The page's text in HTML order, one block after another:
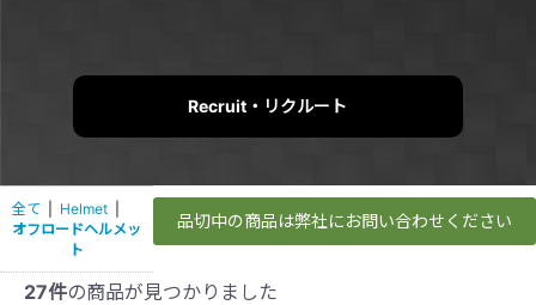
Recruit・リクルート
品切中の商品は弊社にお問い合わせください
全て Helmet
オフロードヘルメッ
ト
27件の商品が見つかりました